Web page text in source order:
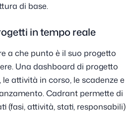
di base.
in tempo reale
a che punto è il suo progetto
Una dashboard di progetto
attività in corso, le scadenze e
Cadrant permette di
(fasi, attività, stati, responsabili)